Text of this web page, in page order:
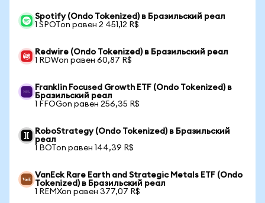
Spotify (Ondo Tokenized) в Бразильский реал
1 SPOTon равен 2 451,12 R$
Redwire (Ondo Tokenized) в Бразильский реал
1 RDWon равен 60,87 R$
Franklin Focused Growth ETF (Ondo Tokenized) в
Бразильский реал
1 FFOGon равен 256,35 R$
RoboStrategy (Ondo Tokenized) в Бразильский
реал
1 BOTon равен 144,39 R$
VanEck Rare Earth and Strategic Metals ETF (Ondo
Tokenized) в Бразильский реал
1 REMXon равен 377,07 R$